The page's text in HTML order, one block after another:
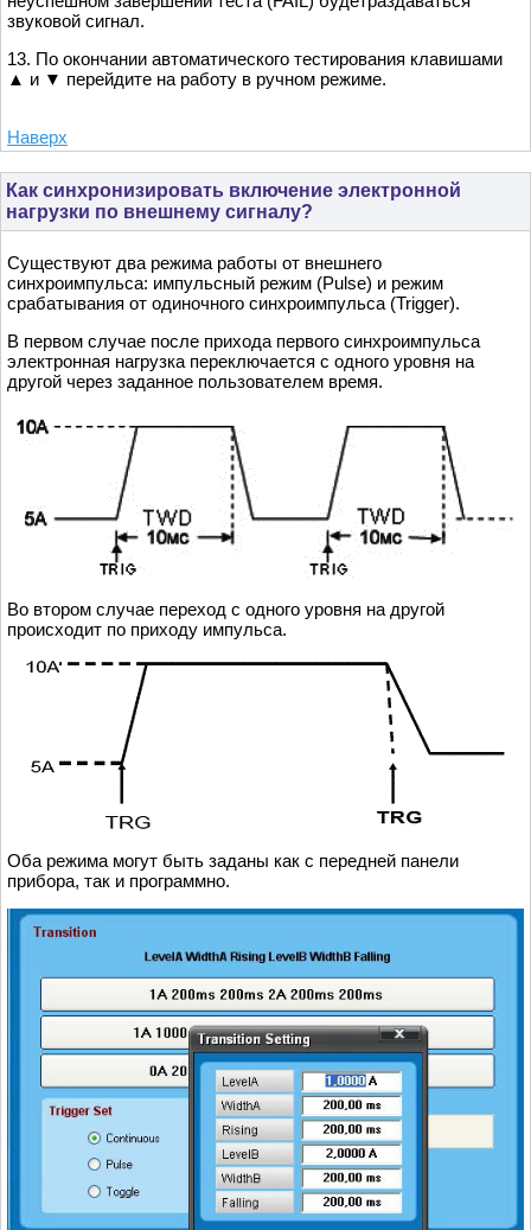
звуковой сигнал.
13. По окончании автоматического тестирования клавишами
▲ и ▼ перейдите на работу в ручном режиме.
Наверх
Как синхронизировать включение электронной
нагрузки по внешнему сигналу?
Существуют два режима работы от внешнего
синхроимпульса: импульсный режим (Pulse) и режим
срабатывания от одиночного синхроимпульса (Trigger).
В первом случае после прихода первого синхроимпульса
электронная нагрузка переключается с одного уровня на
другой через заданное пользователем время.
Во втором случае переход с одного уровня на другой
происходит по приходу импульса.
Оба режима могут быть заданы как с передней панели
прибора, так и программно.